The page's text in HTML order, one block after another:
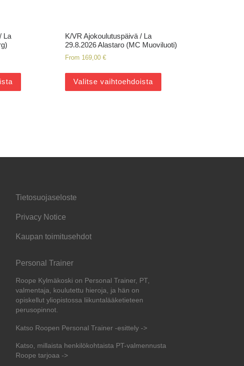
La
K/VR Ajokoulutuspäivä / La
29.8.2026 Alastaro (MC Muoviluoti)
From 169,00 €
Valitse vaihtoehdoista
Tietosuojaseloste
Privacy Notice
Kaupan toimitusehdot
Personal Trainer
Roope Kylmäkoski on Personal Trainer, PT,
valmentaja, koulutettu hieroja, ja hän on
opiskellut yliopistossa liikuntalääketieteen
perusopinnot.
Katso Roopen Personal Trainer -esittely ->
Katso, millaista henkilökohtaista PT-valmennusta
Roope tarjoaa ->